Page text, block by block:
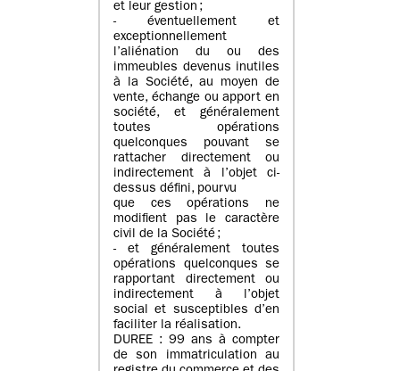
et leur gestion ;
- éventuellement et
exceptionnellement
l’aliénation du ou des
immeubles devenus inutiles
à la Société, au moyen de
vente, échange ou apport en
société, et généralement
toutes opérations
quelconques pouvant se
rattacher directement ou
indirectement à l’objet ci-
dessus défini, pourvu
que ces opérations ne
modifient pas le caractère
civil de la Société ;
- et généralement toutes
opérations quelconques se
rapportant directement ou
indirectement à l’objet
social et susceptibles d’en
faciliter la réalisation.
DUREE : 99 ans à compter
de son immatriculation au